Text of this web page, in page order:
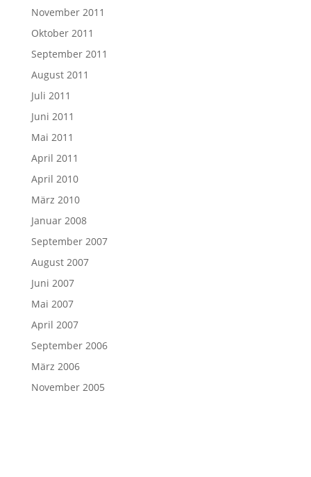
November 2011
Oktober 2011
September 2011
August 2011
Juli 2011
Juni 2011
Mai 2011
April 2011
April 2010
März 2010
Januar 2008
September 2007
August 2007
Juni 2007
Mai 2007
April 2007
September 2006
März 2006
November 2005